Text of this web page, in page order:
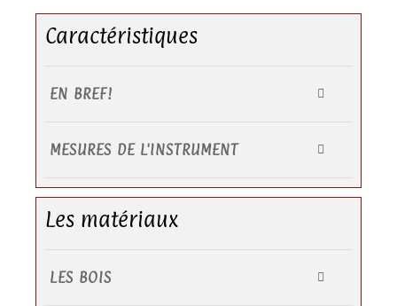
Caractéristiques
EN BREF!
MESURES DE L'INSTRUMENT
Les matériaux
LES BOIS